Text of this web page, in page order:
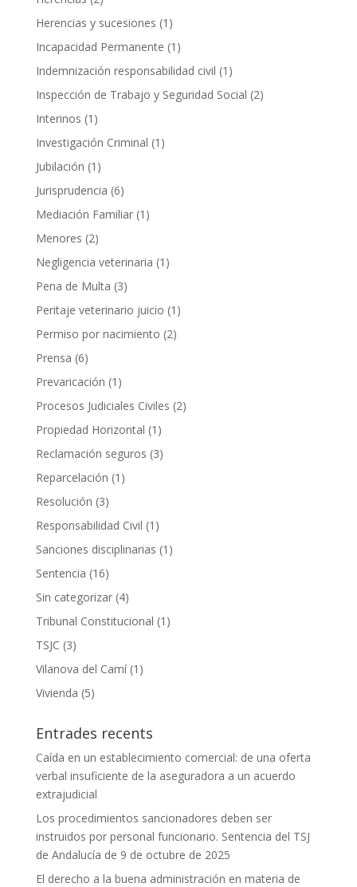
Herencias y sucesiones (1)
Incapacidad Permanente (1)
Indemnización responsabilidad civil (1)
Inspección de Trabajo y Seguridad Social (2)
Interinos (1)
Investigación Criminal (1)
Jubilación (1)
Jurisprudencia (6)
Mediación Familiar(1)
Menores (2)
Negligencia veterinaria (1)
Pena de Multa (3)
Peritaje veterinario juicio (1)
Permiso por nacimiento (2)
Prensa (6)
Prevaricación (1)
Procesos Judiciales Civiles (2)
Propiedad Horizontal (1)
Reclamación seguros (3)
Reparcelación (1)
Resolución (3)
Responsabilidad Civil (1)
Sanciones disciplinarias (1)
Sentencia (16)
Sin categorizar(4)
Tribunal Constitucional (1)
TSJC (3)
Vilanova del Camí(1)
Vivienda (5)
Entrades recents
Caída en un establecimiento comercial: de una oferta
verbal insuficiente de la aseguradora a un acuerdo
extrajudicial
Los procedimientos sancionadores deben ser
instruidos por personal funcionario. Sentencia del TSJ
de Andalucía de 9 de octubre de 2025
El derecho a la buena administración en materia de